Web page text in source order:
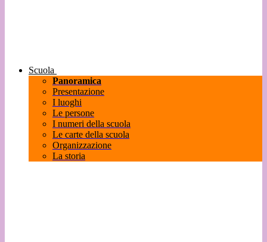
Scuola
Panoramica
Presentazione
I luoghi
Le persone
I numeri della scuola
Le carte della scuola
Organizzazione
La storia